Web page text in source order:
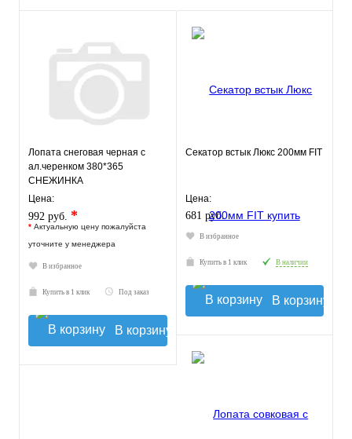
Лопата снеговая черная с
ал.черенком 380*365
СНЕЖИНКА
Цена:
992 руб. *
* Актуальную цену пожалуйста
уточните у менеджера
В избранное
Купить в 1 клик Под заказ
В корзину
Секатор встык Люкс 200мм FIT
Цена:
681 руб.
В избранное
Купить в 1 клик В наличии
В корзину